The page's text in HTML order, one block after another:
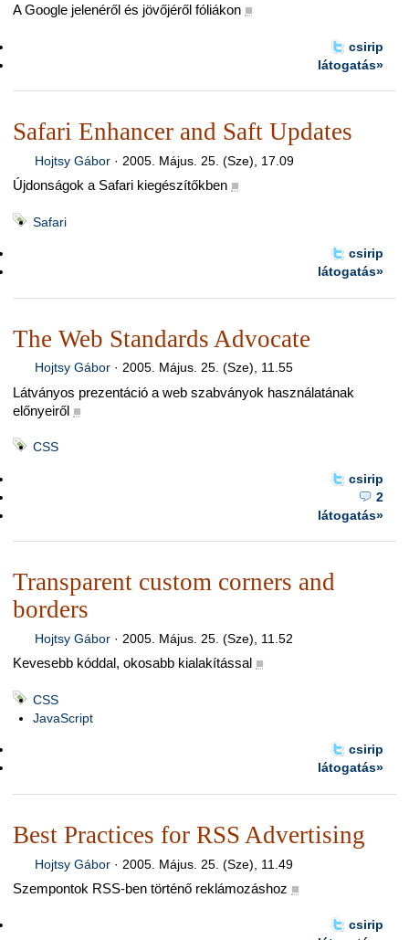
A Google jelenéről és jövőjéről fóliákon ■
csirip
látogatás»
Safari Enhancer and Saft Updates
Hojtsy Gábor· 2005. Május. 25. (Sze), 17.09
Újdonságok a Safari kiegészítőkben ■
Safari
csirip
látogatás»
The Web Standards Advocate
Hojtsy Gábor· 2005. Május. 25. (Sze), 11.55
Látványos prezentáció a web szabványok használatának
előnyeiről ■
CSS
csirip
2
látogatás»
Transparent custom corners and
borders
Hojtsy Gábor· 2005. Május. 25. (Sze), 11.52
Kevesebb kóddal, okosabb kialakítással ■
CSS
JavaScript
csirip
látogatás»
Best Practices for RSS Advertising
Hojtsy Gábor· 2005. Május. 25. (Sze), 11.49
Szempontok RSS-ben történő reklámozáshoz ■
csirip